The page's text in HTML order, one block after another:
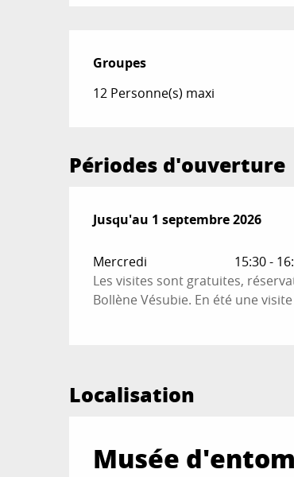
Groupes
Groupes
12 Personne(s) maxi
Périodes d'ouverture
Du1 juillet 2026au1 septembre
Jusqu'au 1 septembre 2026
Mercredi
15:30 -
Les visites sont gratuites,
Bollène Vésubie. En été une
Localisation
Musée